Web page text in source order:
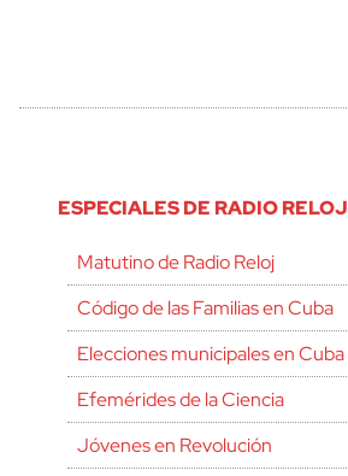
ESPECIALES DE RADIO RELOJ
Matutino de Radio Reloj
Código de las Familias en Cuba
Elecciones municipales en Cuba
Efemérides de la Ciencia
Jóvenes en Revolución